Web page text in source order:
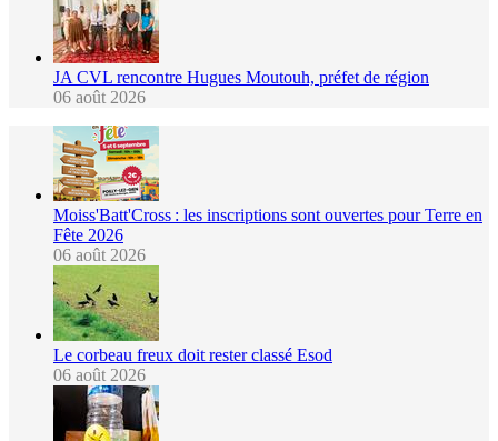
JA CVL rencontre Hugues Moutouh, préfet de région
06 août 2026
Moiss'Batt'Cross : les inscriptions sont ouvertes pour Terre en
Fête 2026
06 août 2026
Le corbeau freux doit rester classé Esod
06 août 2026